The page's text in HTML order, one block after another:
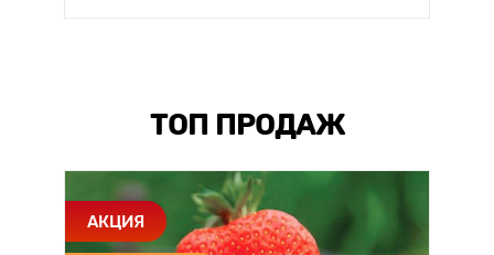
ТОП ПРОДАЖ
АКЦИЯ